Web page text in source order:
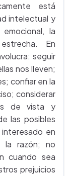
está
intelectual y
la
En
seguir
nos lleven;
confiar en la
considerar
de vista y
las posibles
en
la razón; no
cuando sea
prejuicios